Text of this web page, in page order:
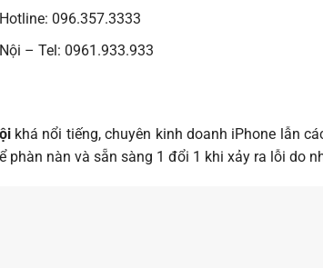
096.357.3333
– Tel: 0961.933.933
khá nổi tiếng, chuyên kinh doanh iPhone lẫn
nàn và sẵn sàng 1 đổi 1 khi xảy ra lỗi do